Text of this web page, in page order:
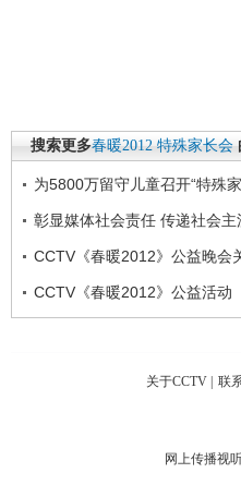
搜索更多春暖2012 特殊家长会
为5800万留守儿童召开“特殊
彰显媒体社会责任 传递社会主
CCTV《春暖2012》公益晚会
CCTV《春暖2012》公益活动
关于CCTV | 联
网上传播视